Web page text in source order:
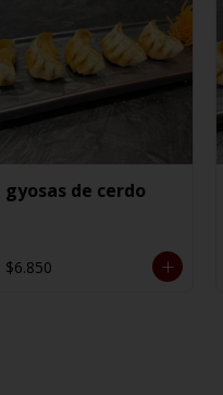
gyosas de cerdo
$6.850